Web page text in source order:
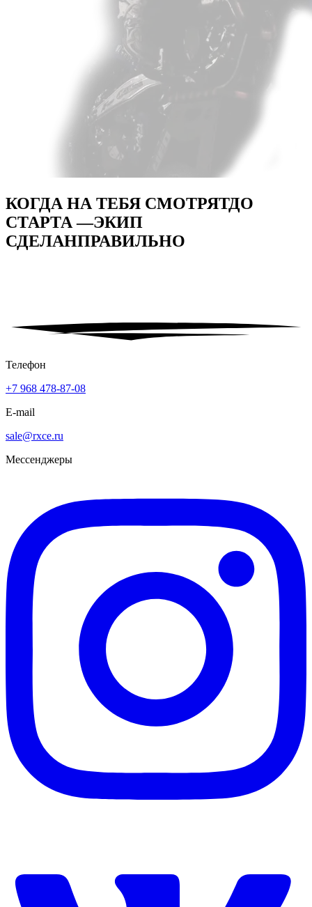
КОГДА НА ТЕБЯ СМОТРЯТДО
СТАРТА —ЭКИП
СДЕЛАНПРАВИЛЬНО
Телефон
+7 968 478-87-08
E-mail
sale@rxce.ru
Мессенджеры